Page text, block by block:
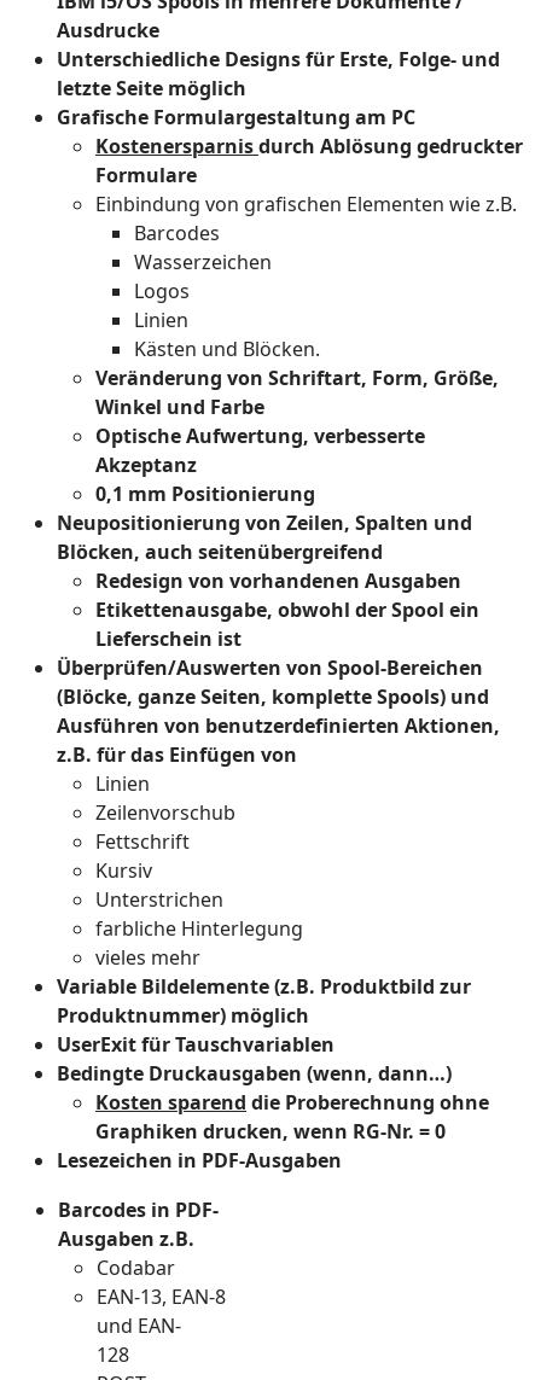
Ausdrucke
Unterschiedliche Designs für Erste, Folge- und
letzte Seite möglich
Grafische Formulargestaltung am PC
Kostenersparnisdurch Ablösung gedruckter
Formulare
Einbindung von grafischen Elementen wie z.B.
Barcodes
Wasserzeichen
Logos
Linien
Kästen und Blöcken.
Veränderung von Schriftart, Form, Größe,
Winkel und Farbe
Optische Aufwertung, verbesserte
Akzeptanz
0,1 mm Positionierung
Neupositionierung von Zeilen, Spalten und
Blöcken, auch seitenübergreifend
Redesign von vorhandenen Ausgaben
Etikettenausgabe, obwohl der Spool ein
Lieferschein ist
Überprüfen/Auswerten von Spool-Bereichen
(Blöcke, ganze Seiten, komplette Spools) und
Ausführen von benutzerdefinierten Aktionen,
z.B. für das Einfügen von
Linien
Zeilenvorschub
Fettschrift
Kursiv
Unterstrichen
farbliche Hinterlegung
vieles mehr
Variable Bildelemente (z.B. Produktbild zur
Produktnummer) möglich
UserExit für Tauschvariablen
Bedingte Druckausgaben (wenn, dann…)
Kosten sparend die Proberechnung ohne
Graphiken drucken, wenn RG-Nr. = 0
Lesezeichen in PDF-Ausgaben
Barcodes in PDF-
Ausgaben z.B.
Codabar
EAN-13, EAN-8
und EAN-
128